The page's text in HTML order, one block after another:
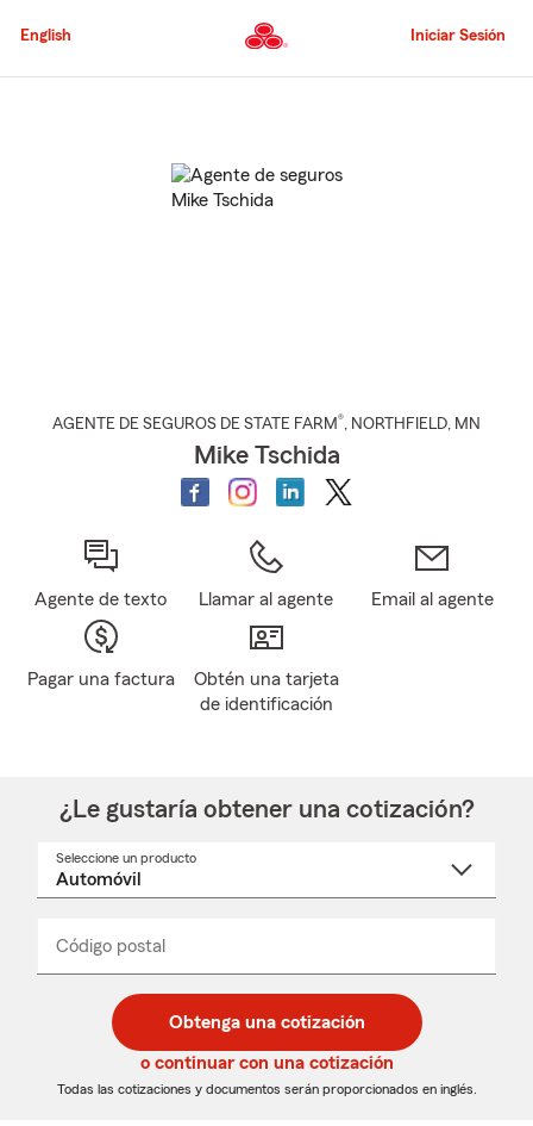
al
principal
English Iniciar Sesión
AGENTE DE SEGUROS DE STATE FARM®, NORTHFIELD, MN
Mike Tschida
Agente de texto Llamar al agente Email al agente
Pagar una factura
Obtén una tarjeta
de identificación
¿Le gustaría obtener una cotización?
Seleccione un producto
desplegable
Código postal
de
5
dígitos
de
5
dígitos
_____
Obtenga una cotización
o continuar con una cotización
Todas las cotizaciones y documentos serán proporcionados en inglés.